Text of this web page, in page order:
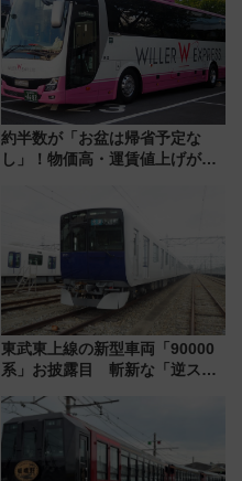
約半数が「お盆は帰省予定な
し」！物価高・運賃値上げが財
帰省動向調査】
東武東上線の新型車両「90000
系」お披露目 斬新な「逆スラ
放的な車内空間に注目、デビュ
ーは9月